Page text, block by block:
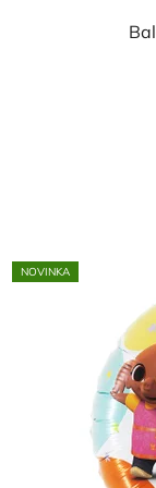
NOVINKA